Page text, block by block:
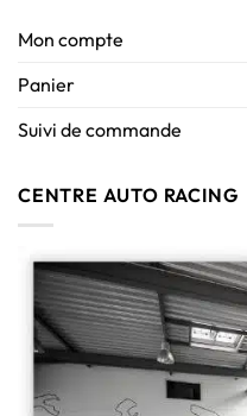
Mon compte
Panier
Suivi de commande
CENTRE AUTO RACING